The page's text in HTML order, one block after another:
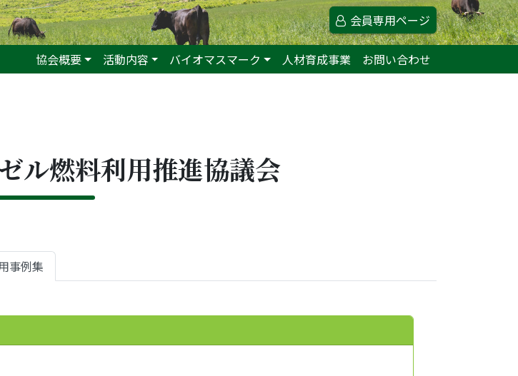
会員専用ページ
協会概要 活動内容 バイオマスマーク 人材育成事業 お問い合わせ
ル燃料利用推進協議会
事例集